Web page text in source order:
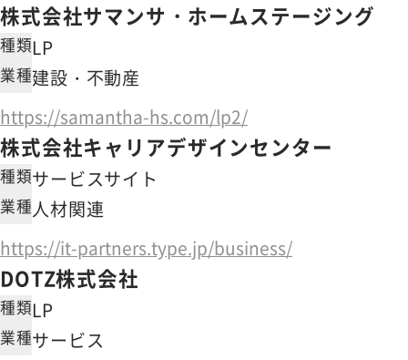
株式会社サマンサ・ホームステージング
種類LP
業種建設・不動産
https://samantha-hs.com/lp2/
株式会社キャリアデザインセンター
種類サービスサイト
業種人材関連
https://it-partners.type.jp/business/
DOTZ株式会社
種類LP
業種サービス